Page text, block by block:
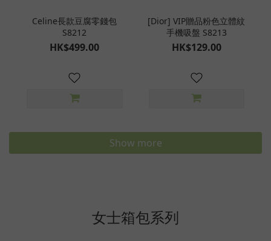
Celine長款豆腐零錢包
S8212
HK$499.00
[Dior] VIP贈品粉色立體紋
手機吸盤 S8213
HK$129.00
Show more
女士箱包系列